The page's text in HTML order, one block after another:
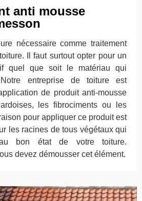
anti mousse
nécessaire comme traitement
Il faut surtout opter pour un
quel que soit le matériau qui
entreprise de toiture est
de produit anti-mousse
les fibrociments ou les
pour appliquer ce produit est
les racines de tous végétaux qui
bon état de votre toiture.
devez démousser cet élément.